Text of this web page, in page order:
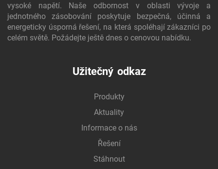
vysoké napětí. Naše odbornost v oblasti vývoje a
jednotného zásobování poskytuje bezpečná, účinná a
energeticky úsporná řešení, na která spoléhají zákazníci po
celém světě. Požádejte ještě dnes o cenovou nabídku.
Užitečný odkaz
Produkty
Aktuality
Informace o nás
Řešení
Stáhnout